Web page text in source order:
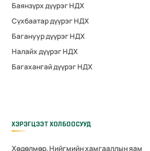
Баянзүрх дүүрэг НДХ
Сүхбаатар дүүрэг НДХ
Багануур дүүрэг НДХ
Налайх дүүрэг НДХ
Багахангай дүүрэг НДХ
ХЭРЭГЦЭЭТ ХОЛБООСУУД
Хөдөлмөр, Нийгмийн хамгааллын яам